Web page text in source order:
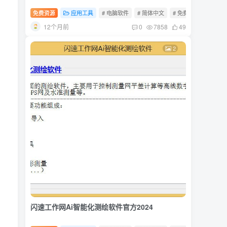
免费资源 应用工具 # 电脑软件 # 简体中文 # 免费软件
12个月前 0 7858 49
2
闪速工作网Ai智能化测绘软件官方2024